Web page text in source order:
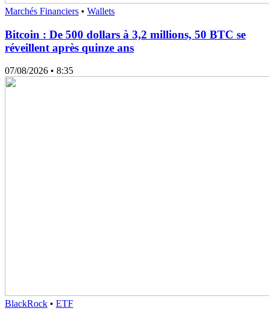
Marchés Financiers • Wallets
Bitcoin : De 500 dollars à 3,2 millions, 50 BTC se
réveillent après quinze ans
07/08/2026 • 8:35
BlackRock • ETF